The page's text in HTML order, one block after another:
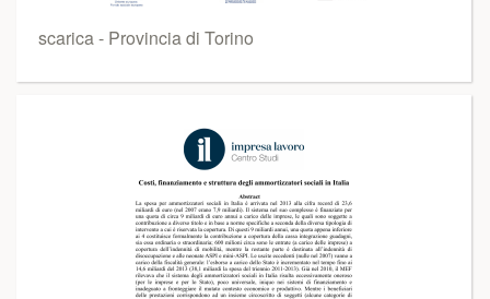
scarica - Provincia di Torino